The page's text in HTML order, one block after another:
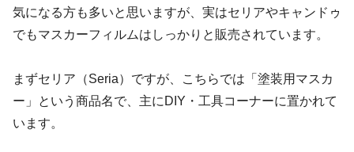
気になる方も多いと思いますが、実はセリアやキャンドゥ
でもマスカーフィルムはしっかりと販売されています。
まずセリア（Seria）ですが、こちらでは「塗装用マスカ
ー」という商品名で、主にDIY・工具コーナーに置かれて
います。